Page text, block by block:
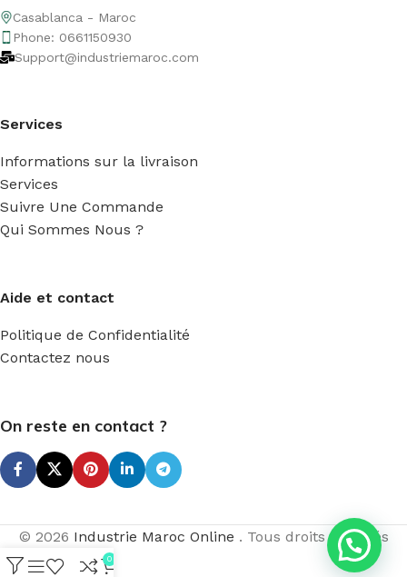
Casablanca - Maroc
Phone: 0661150930
Support@industriemaroc.com
Services
Informations sur la livraison
Services
Suivre Une Commande
Qui Sommes Nous ?
Aide et contact
Politique de Confidentialité
Contactez nous
On reste en contact ?
© 2026 Industrie Maroc Online . Tous droits réservés
0